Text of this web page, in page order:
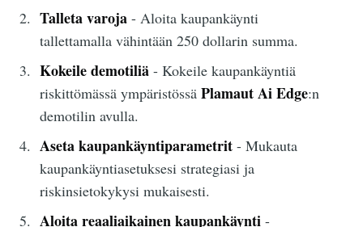
Talleta varoja- Aloita kaupankäynti
tallettamalla vähintään 250 dollarin summa.
Kokeile demotiliä- Kokeile kaupankäyntiä
riskittömässä ympäristössä Plamaut Ai Edge:n
demotilin avulla.
Aseta kaupankäyntiparametrit- Mukauta
kaupankäyntiasetuksesi strategiasi ja
riskinsietokykysi mukaisesti.
Aloita reaaliaikainen kaupankäynti-